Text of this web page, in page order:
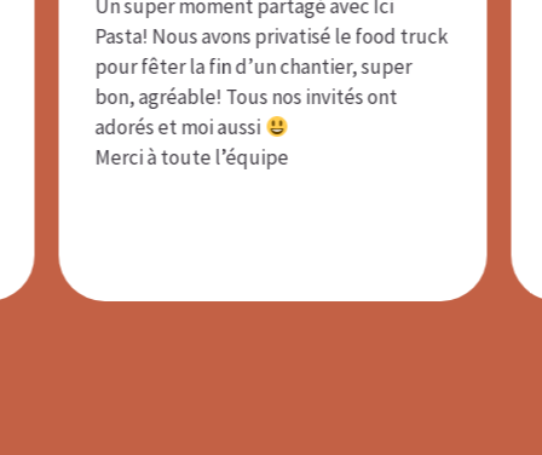
Un super moment partagé avec Ici
Pasta! Nous avons privatisé le food truck
pour fêter la fin d’un chantier, super
bon, agréable! Tous nos invités ont
adorés et moi aussi
Merci à toute l’équipe